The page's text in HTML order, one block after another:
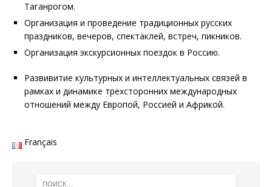
Таганрогом.
Организация и проведение традиционных русских
праздников, вечеров, спектаклей, встреч, пикников.
Организация экскурсионных поездок в Россию.
Развивитие культурных и интеллектуальных связей в
рамках и динамике трехсторонних международных
отношений между Европой, Россией и Африкой.
Français